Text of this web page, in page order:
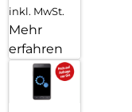
inkl. MwSt.
Mehr
erfahren